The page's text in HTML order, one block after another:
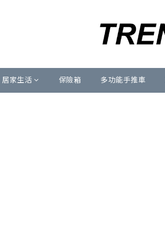
居家生活 保險箱 多功能手推車